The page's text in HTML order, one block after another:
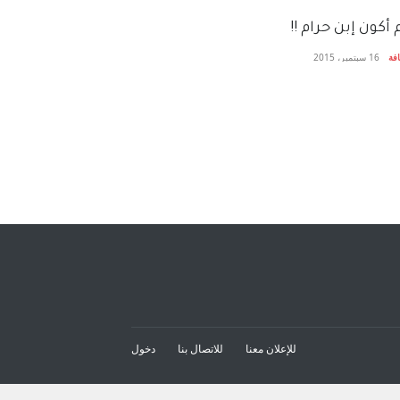
أكون إبن حرام !!
16 سبتمبر، 2015
للإعلان معنا للاتصال بنا دخول